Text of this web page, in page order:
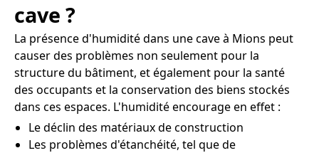
cave ?
La présence d'humidité dans une cave à Mions peut
causer des problèmes non seulement pour la
structure du bâtiment, et également pour la santé
des occupants et la conservation des biens stockés
dans ces espaces. L'humidité encourage en effet :
Le déclin des matériaux de construction
Les problèmes d'étanchéité, tel que de